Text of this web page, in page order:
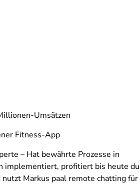
Umsätzen
Fitness-App
– Hat bewährte Prozesse in
implementiert, profitiert bis heute
Markus paal remote chatting für